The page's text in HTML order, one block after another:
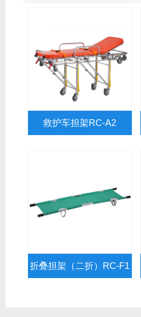
救护车担架RC-A2
折叠担架（二折）RC-F1